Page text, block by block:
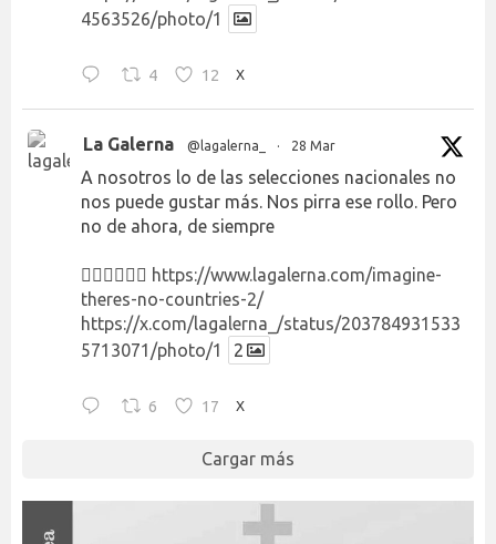
4563526/photo/1
4 12 X
La Galerna @lagalerna_ · 28 Mar
A nosotros lo de las selecciones nacionales no
nos puede gustar más. Nos pirra ese rollo. Pero
no de ahora, de siempre
👉🏻👉🏻👉🏻 https://www.lagalerna.com/imagine-
theres-no-countries-2/
https://x.com/lagalerna_/status/203784931533
5713071/photo/1
2
6 17 X
Cargar más